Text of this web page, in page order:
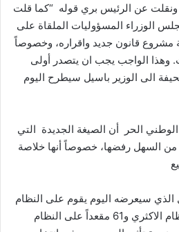
عن الرئيس بري قوله “كما قلت
الوزراء المسؤوليات الملقاة على
مشروع قانون جديد واقراره، وخصوصاً
وهذا الواجب يجب ان يتصدر أولى
الى الوزير باسيل سيطرح اليوم
الوطني الحر أن الصيغة الجديدة التي
السهل رفضها، خصوصاً أنها خلاصة
الذي سيعرضه اليوم يقوم على النظام
المختلط، 67 مقعداً على النظام الاكثري و61 مقعداً على النظام